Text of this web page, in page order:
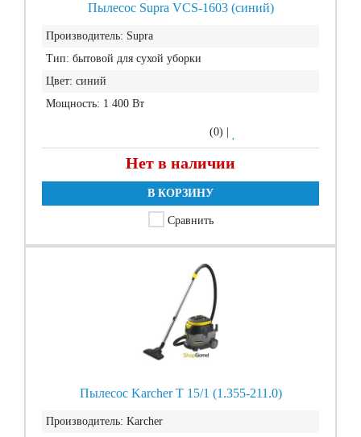
Пылесос Supra VCS-1603 (синий)
Производитель: Supra
Тип: бытовой для сухой уборки
Цвет: синий
Мощность: 1 400 Вт
(0)
Нет в наличии
В КОРЗИНУ
Сравнить
Пылесос Karcher T 15/1 (1.355-211.0)
Производитель: Karcher